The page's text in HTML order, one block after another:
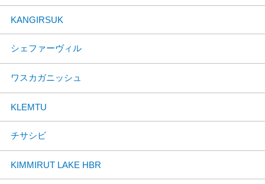
KANGIRSUK
シェファーヴィル
ワスカガニッシュ
KLEMTU
チサシビ
KIMMIRUT LAKE HBR